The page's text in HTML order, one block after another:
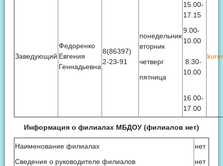
Заведующий
Федоренко
Евгения
Геннадьевна
8(86397)
2-23-91
понедельник
вторник
четверг
пятница
15.00-
17.15
9.00-
10.00
8.30-
10.00
16.00-
17.00
Информация о филиалах МБДОУ (филиалов нет)
Наименование филиалах
Сведения о руководителе филиалов
нет
нет